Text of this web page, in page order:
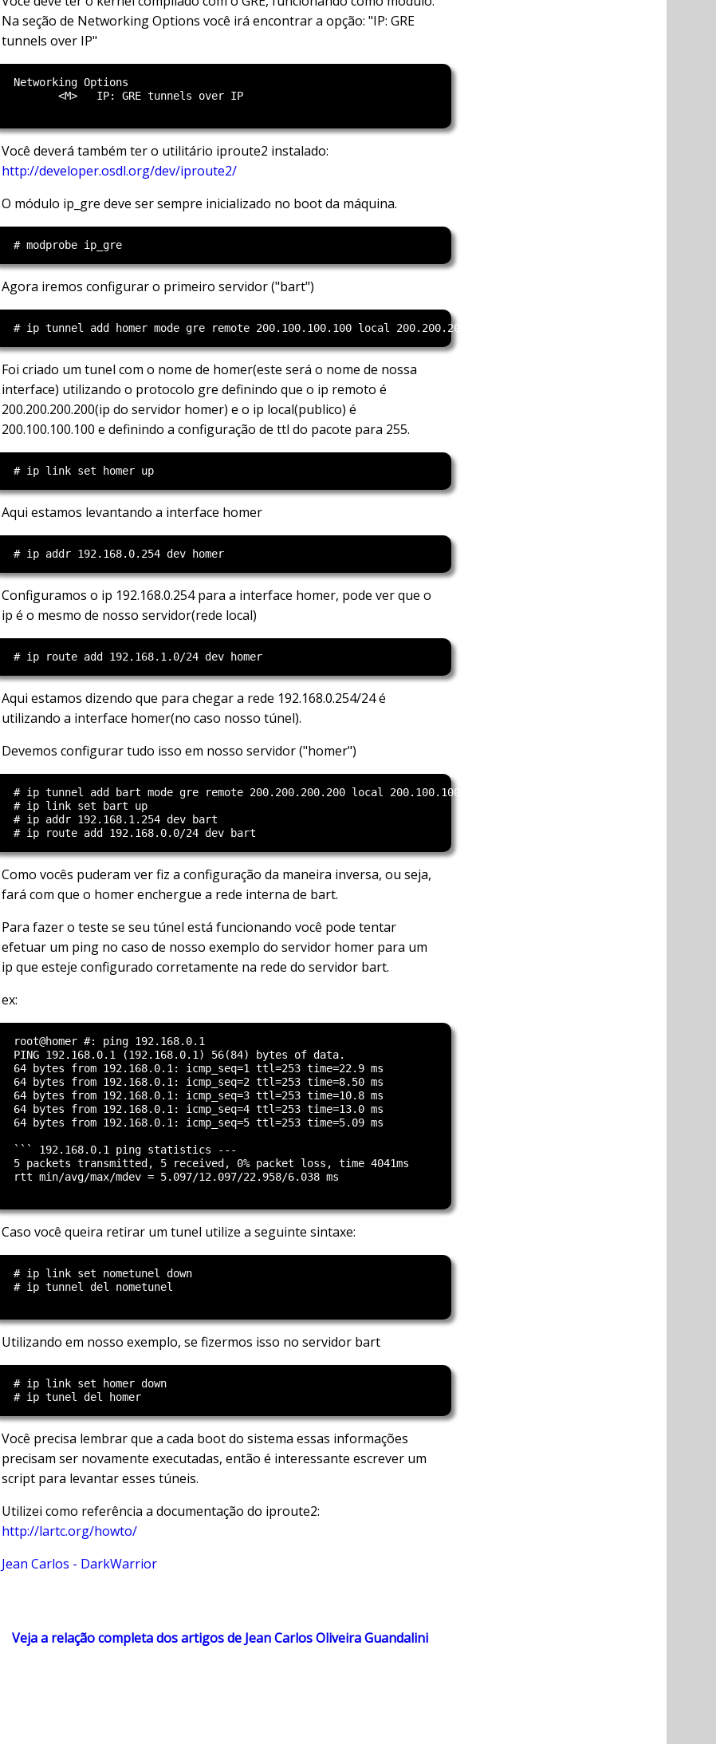
Na seção de Networking Options você irá encontrar a opção: "IP: GRE
tunnels over IP"
  Networking Options
         <M>   IP: GRE tunnels over IP
Você deverá também ter o utilitário iproute2 instalado:
http://developer.osdl.org/dev/iproute2/
O módulo ip_gre deve ser sempre inicializado no boot da máquina.
Agora iremos configurar o primeiro servidor ("bart")
Foi criado um tunel com o nome de homer(este será o nome de nossa
interface) utilizando o protocolo gre definindo que o ip remoto é
200.200.200.200(ip do servidor homer) e o ip local(publico) é
200.100.100.100 e definindo a configuração de ttl do pacote para 255.
Aqui estamos levantando a interface homer
Configuramos o ip 192.168.0.254 para a interface homer, pode ver que o
ip é o mesmo de nosso servidor(rede local)
Aqui estamos dizendo que para chegar a rede 192.168.0.254/24 é
utilizando a interface homer(no caso nosso túnel).
Devemos configurar tudo isso em nosso servidor ("homer")
  # ip tunnel add bart mode gre remote 200.200.200.200 local 200.100.100.100 ttl 255
  # ip link set bart up
  # ip addr 192.168.1.254 dev bart
Como vocês puderam ver fiz a configuração da maneira inversa, ou seja,
fará com que o homer enchergue a rede interna de bart.
Para fazer o teste se seu túnel está funcionando você pode tentar
efetuar um ping no caso de nosso exemplo do servidor homer para um
ip que esteje configurado corretamente na rede do servidor bart.
ex:
  root@homer #: ping 192.168.0.1
  PING 192.168.0.1 (192.168.0.1) 56(84) bytes of data.
  64 bytes from 192.168.0.1: icmp_seq=1 ttl=253 time=22.9 ms
  64 bytes from 192.168.0.1: icmp_seq=2 ttl=253 time=8.50 ms
  64 bytes from 192.168.0.1: icmp_seq=3 ttl=253 time=10.8 ms
  64 bytes from 192.168.0.1: icmp_seq=4 ttl=253 time=13.0 ms
  64 bytes from 192.168.0.1: icmp_seq=5 ttl=253 time=5.09 ms
  ``` 192.168.0.1 ping statistics ---
  5 packets transmitted, 5 received, 0% packet loss, time 4041ms
  rtt min/avg/max/mdev = 5.097/12.097/22.958/6.038 ms
Caso você queira retirar um tunel utilize a seguinte sintaxe:
  # ip link set nometunel down
  # ip tunnel del nometunel
Utilizando em nosso exemplo, se fizermos isso no servidor bart
  # ip link set homer down
Você precisa lembrar que a cada boot do sistema essas informações
precisam ser novamente executadas, então é interessante escrever um
script para levantar esses túneis.
Utilizei como referência a documentação do iproute2:
http://lartc.org/howto/
Jean Carlos - DarkWarrior
Veja a relação completa dos artigos de Jean Carlos Oliveira Guandalini